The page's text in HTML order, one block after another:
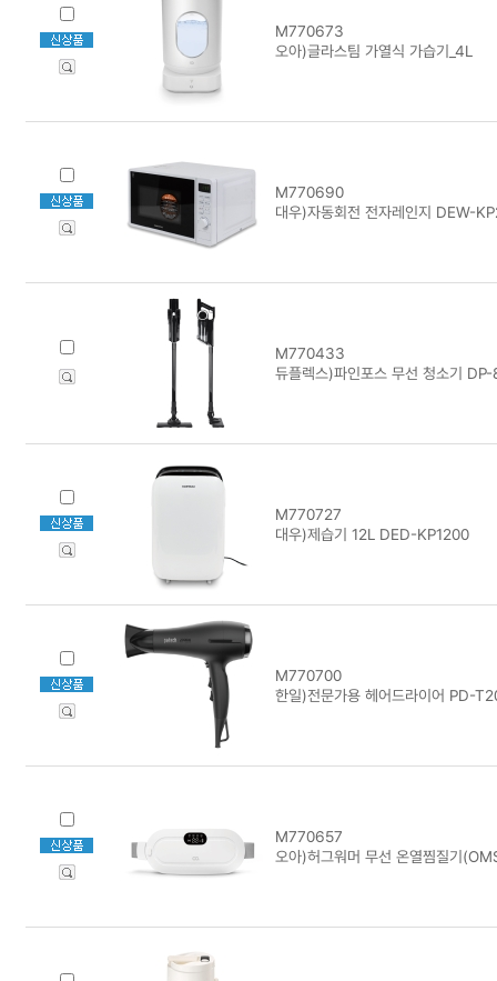
M770673
오아)글라스팀 가열식 가습기_4L
M770690
대우)자동회전 전자레인지 DEW-
M770433
듀플렉스)파인포스 무선 청소기
M770727
대우)제습기 12L DED-KP1200
M770700
한일)전문가용 헤어드라이어 PD-
M770657
오아)허그워머 무선 온열찜질기